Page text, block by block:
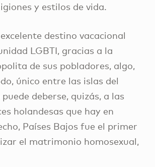
y estilos de vida.
destino vacacional
LGBTI, gracias a la
de sus pobladores, algo,
único entre las islas del
deberse, quizás, a las
holandesas que hay en
Países Bajos fue el primer
el matrimonio homosexual,